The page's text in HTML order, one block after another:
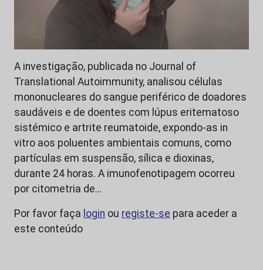
A investigação, publicada no Journal of
Translational Autoimmunity, analisou células
mononucleares do sangue periférico de doadores
saudáveis e de doentes com lúpus eritematoso
sistémico e artrite reumatoide, expondo-as in
vitro aos poluentes ambientais comuns, como
partículas em suspensão, sílica e dioxinas,
durante 24 horas. A imunofenotipagem ocorreu
por citometria de…
Por favor faça login ou registe-se para aceder a
este conteúdo